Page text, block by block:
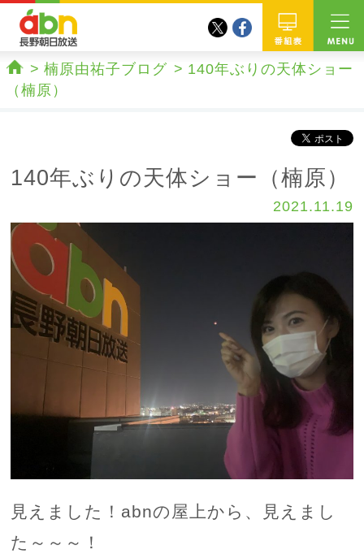
番組
twitterfacebook
ホーム
楠原由祐子ブログ
140年ぶりの天体ショー
（楠原）
140年ぶりの天体ショー（楠原）
2021.11.19
見えました！abnの屋上から、見えまし
た～～～！